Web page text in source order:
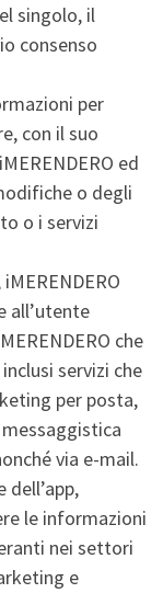
singolo, il
consenso
per
con il suo
ed
o degli
o i servizi
all’utente
che
servizi che
per posta,
via e-mail.
dell’app,
le informazioni
nei settori
e